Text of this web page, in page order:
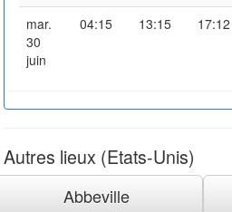
mar.
30
juin
04:15 13:15 17:12
Autres lieux (Etats-Unis)
Abbeville